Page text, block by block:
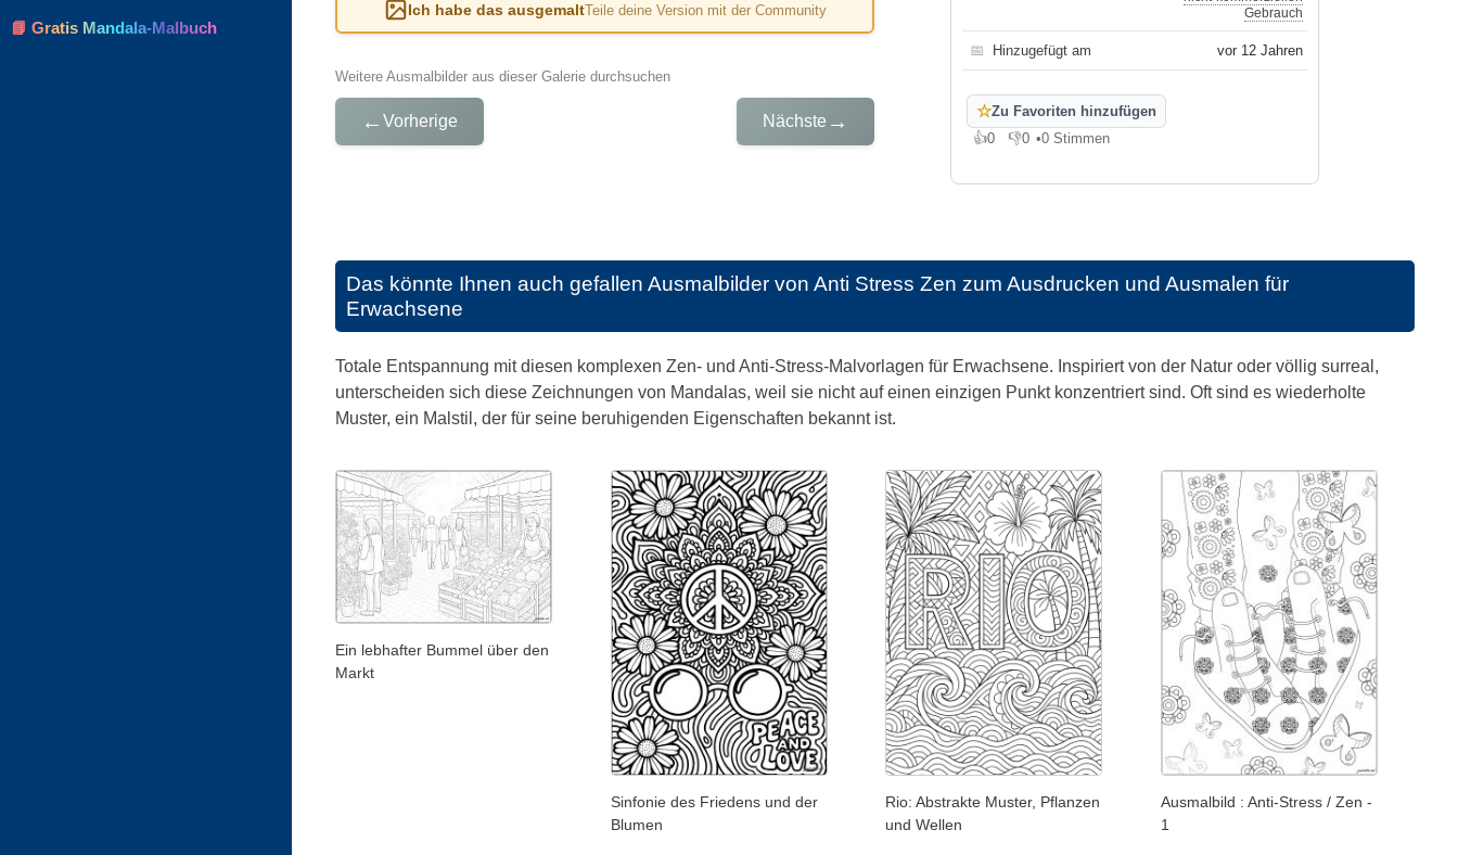
Ich habe das ausgemaltTeile deine Version mit der Community
Weitere Ausmalbilder aus dieser Galerie durchsuchen
← Vorherige Nächste →
Gebrauch
📅 Hinzugefügt am vor 12 Jahren
☆Zu Favoriten hinzufügen
👍0
Gefällt mir
👎0
Gefällt mir nicht
•0 Stimmen
Das könnte Ihnen auch gefallen Ausmalbilder von Anti Stress Zen zum Ausdrucken und Ausmalen für
Erwachsene
Totale Entspannung mit diesen komplexen Zen- und Anti-Stress-Malvorlagen für Erwachsene. Inspiriert von der Natur oder völlig surreal,
unterscheiden sich diese Zeichnungen von Mandalas, weil sie nicht auf einen einzigen Punkt konzentriert sind. Oft sind es wiederholte
Muster, ein Malstil, der für seine beruhigenden Eigenschaften bekannt ist.
Ein lebhafter Bummel über den
Markt
Sinfonie des Friedens und der
Blumen
Rio: Abstrakte Muster, Pflanzen
und Wellen
Ausmalbild : Anti-Stress / Zen -
1
📘 Gratis Mandala-Malbuch